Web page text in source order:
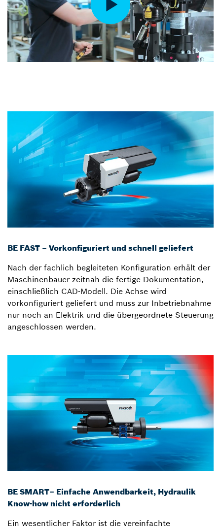
BE FAST – Vorkonfiguriert und schnell geliefert
Nach der fachlich begleiteten Konfiguration erhält der
Maschinenbauer zeitnah die fertige Dokumentation,
einschließlich CAD-Modell. Die Achse wird
vorkonfiguriert geliefert und muss zur Inbetriebnahme
nur noch an Elektrik und die übergeordnete Steuerung
angeschlossen werden.
BE SMART– Einfache Anwendbarkeit, Hydraulik
Know-how nicht erforderlich
Ein wesentlicher Faktor ist die vereinfachte